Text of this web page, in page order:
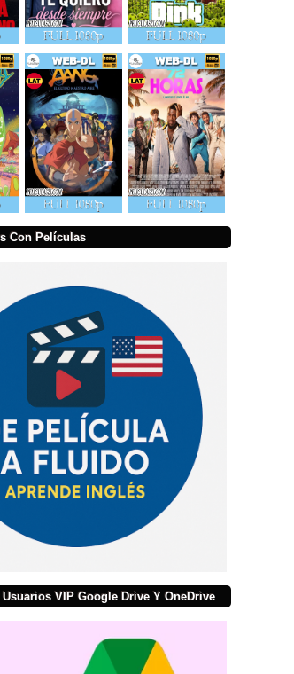
Con Películas
Usuarios VIP Google Drive Y OneDrive